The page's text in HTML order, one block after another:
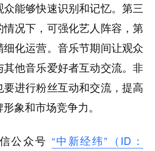
能够快速识别和记忆。第三
况下，可强化艺人阵容，第
细化运营。音乐节期间让观众
他音乐爱好者互动交流。非
进行粉丝互动和交流，提高
象和市场竞争力。
公众号 “中新经纬”（ID：